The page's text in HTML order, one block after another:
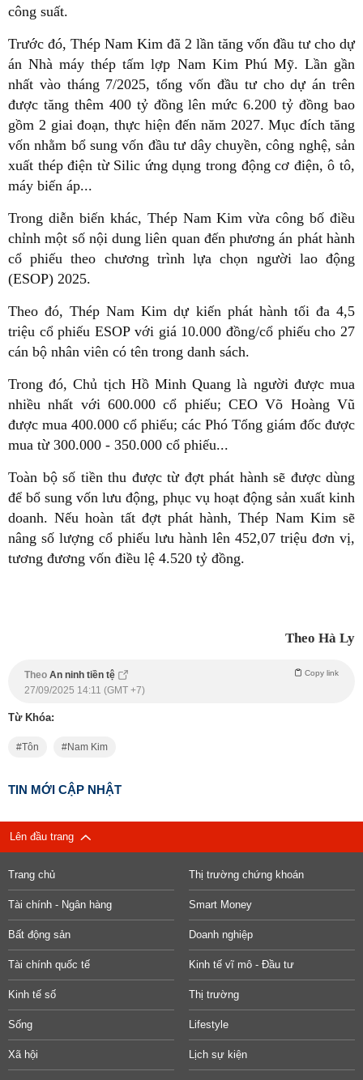
công suất.
Trước đó, Thép Nam Kim đã 2 lần tăng vốn đầu tư cho dự
án Nhà máy thép tấm lợp Nam Kim Phú Mỹ. Lần gần
nhất vào tháng 7/2025, tổng vốn đầu tư cho dự án trên
được tăng thêm 400 tỷ đồng lên mức 6.200 tỷ đồng bao
gồm 2 giai đoạn, thực hiện đến năm 2027. Mục đích tăng
vốn nhằm bổ sung vốn đầu tư dây chuyền, công nghệ, sản
xuất thép điện từ Silic ứng dụng trong động cơ điện, ô tô,
máy biến áp...
Trong diễn biến khác, Thép Nam Kim vừa công bố điều
chỉnh một số nội dung liên quan đến phương án phát hành
cổ phiếu theo chương trình lựa chọn người lao động
(ESOP) 2025.
Theo đó, Thép Nam Kim dự kiến phát hành tối đa 4,5
triệu cổ phiếu ESOP với giá 10.000 đồng/cổ phiếu cho 27
cán bộ nhân viên có tên trong danh sách.
Trong đó, Chủ tịch Hồ Minh Quang là người được mua
nhiều nhất với 600.000 cổ phiếu; CEO Võ Hoàng Vũ
được mua 400.000 cổ phiếu; các Phó Tổng giám đốc được
mua từ 300.000 - 350.000 cổ phiếu...
Toàn bộ số tiền thu được từ đợt phát hành sẽ được dùng
để bổ sung vốn lưu động, phục vụ hoạt động sản xuất kinh
doanh. Nếu hoàn tất đợt phát hành, Thép Nam Kim sẽ
nâng số lượng cổ phiếu lưu hành lên 452,07 triệu đơn vị,
tương đương vốn điều lệ 4.520 tỷ đồng.
Theo Hà Ly
Theo An ninh tiền tệ Copy link
27/09/2025 14:11 (GMT +7)
Từ Khóa:
Tôn Nam Kim
TIN MỚI CẬP NHẬT
Lên đầu trang
Trang chủ Thị trường chứng khoán
Tài chính - Ngân hàng Smart Money
Bất động sản Doanh nghiệp
Tài chính quốc tế Kinh tế vĩ mô - Đầu tư
Kinh tế số Thị trường
Sống Lifestyle
Xã hội Lịch sự kiện